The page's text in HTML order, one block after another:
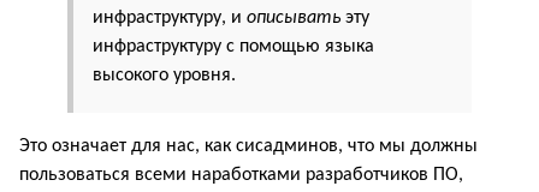
инфраструктуру, и описывать эту
инфраструктуру с помощью языка
высокого уровня.
Это означает для нас, как сисадминов, что мы должны
пользоваться всеми наработками разработчиков ПО,